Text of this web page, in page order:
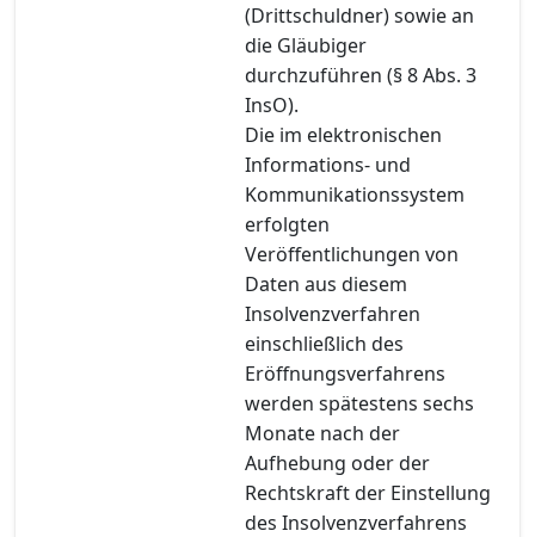
(Drittschuldner) sowie an
die Gläubiger
durchzuführen (§ 8 Abs. 3
InsO).
Die im elektronischen
Informations- und
Kommunikationssystem
erfolgten
Veröffentlichungen von
Daten aus diesem
Insolvenzverfahren
einschließlich des
Eröffnungsverfahrens
werden spätestens sechs
Monate nach der
Aufhebung oder der
Rechtskraft der Einstellung
des Insolvenzverfahrens